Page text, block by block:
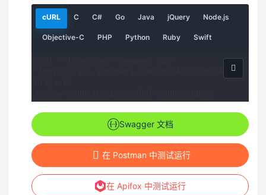
cURL请
求
示
C请
示
C#请
示
Go请
示
Java jQuery请
示
Node.js
Objective-C请
PHP Python请
Ruby请
Swift
Swagger 文档
在 Postman 中测试运行
在 Apifox 中测试运行